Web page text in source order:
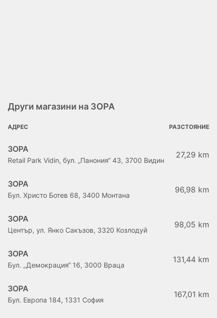
Други магазини на ЗОРА
АДРЕС РАЗСТОЯНИЕ
ЗОРА
Retail Park Vidin, бул. „Панония“ 43, 3700 Видин
27,29 km
ЗОРА
Бул. Христо Ботев 68, 3400 Монтана
96,98 km
ЗОРА
Център, ул. Янко Сакъзов, 3320 Козлодуй
98,05 km
ЗОРА
Бул. „Демокрация“ 16, 3000 Враца
131,44 km
ЗОРА
Бул. Европа 184, 1331 София
167,01 km